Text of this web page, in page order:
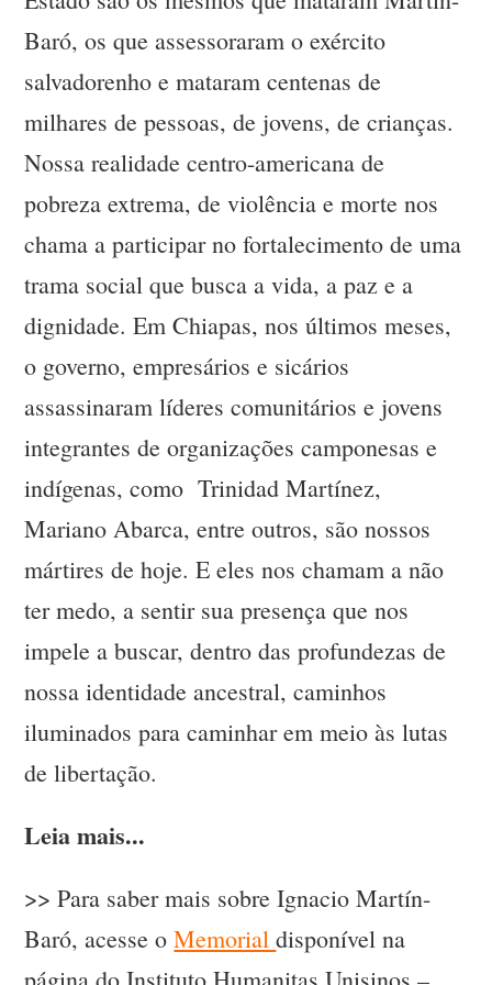
Baró, os que assessoraram o exército
salvadorenho e mataram centenas de
milhares de pessoas, de jovens, de crianças.
Nossa realidade centro-americana de
pobreza extrema, de violência e morte nos
chama a participar no fortalecimento de uma
trama social que busca a vida, a paz e a
dignidade. Em Chiapas, nos últimos meses,
o governo, empresários e sicários
assassinaram líderes comunitários e jovens
integrantes de organizações camponesas e
indígenas, como Trinidad Martínez,
Mariano Abarca, entre outros, são nossos
mártires de hoje. E eles nos chamam a não
ter medo, a sentir sua presença que nos
impele a buscar, dentro das profundezas de
nossa identidade ancestral, caminhos
iluminados para caminhar em meio às lutas
de libertação.
Leia mais...
>> Para saber mais sobre Ignacio Martín-
Baró, acesse oMemorialdisponível na